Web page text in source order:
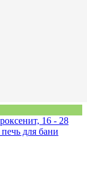
16 - 28
для бани